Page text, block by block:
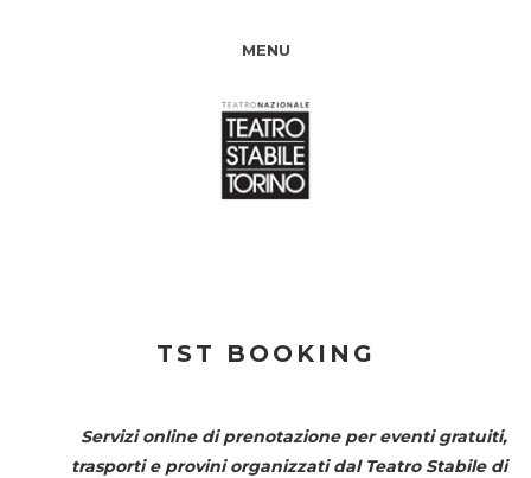
MENU
TST BOOKING
Servizi online di prenotazione per eventi gratuiti,
trasporti e provini organizzati dal Teatro Stabile di